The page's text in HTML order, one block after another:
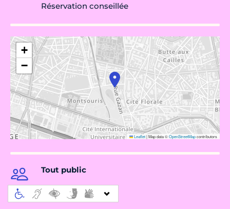
Réservation conseillée
+
−
Leaflet|Map data ©OpenStreetMapcontributors
Tout public